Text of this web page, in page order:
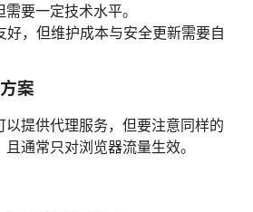
要一定技术水平。
好，但维护成本与安全更新需要自
案
以提供代理服务，但要注意同样的
通常只对浏览器流量生效。